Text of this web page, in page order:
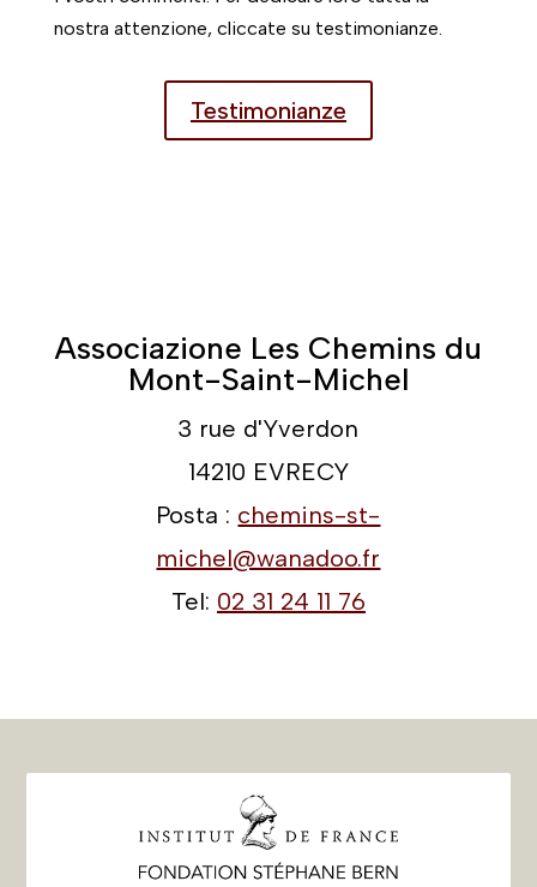
nostra attenzione, cliccate su testimonianze.
Testimonianze
Associazione Les Chemins du
Mont-Saint-Michel
3 rue d'Yverdon
14210 EVRECY
Posta : chemins-st-
michel@wanadoo.fr
Tel: 02 31 24 11 76